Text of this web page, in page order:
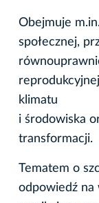
Obejmuje
społecznej,
klimatu
i środowiska
transformacji.
Tematem o
odpowiedź na